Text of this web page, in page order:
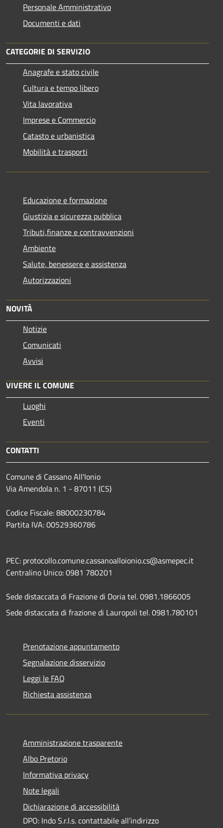
Personale Amministrativo
Documenti e dati
CATEGORIE DI SERVIZIO
Anagrafe e stato civile
Cultura e tempo libero
Vita lavorativa
Imprese e Commercio
Catasto e urbanistica
Mobilità e trasporti
Educazione e formazione
Giustizia e sicurezza pubblica
Tributi,finanze e contravvenzioni
Ambiente
Salute, benessere e assistenza
Autorizzazioni
NOVITÀ
Notizie
Comunicati
Avvisi
VIVERE IL COMUNE
Luoghi
Eventi
CONTATTI
Comune di Cassano All'Ionio
Via Amendola n. 1 - 87011 (CS)
Codice Fiscale: 88000230784
Partita IVA: 00529360786
PEC: protocollo.comune.cassanoalloionio.cs@asmepec.it
Centralino Unico: 0981 780201
Sede distaccata di Frazione di Doria tel. 0981.1866005
Sede distaccata di frazione di Lauropoli tel. 0981.780101
Prenotazione appuntamento
Segnalazione disservizio
Leggi le FAQ
Richiesta assistenza
Amministrazione trasparente
Albo Pretorio
Informativa privacy
Note legali
Dichiarazione di accessibilità
DPO: Indo S.r.l.s. contattabile all’indirizzo